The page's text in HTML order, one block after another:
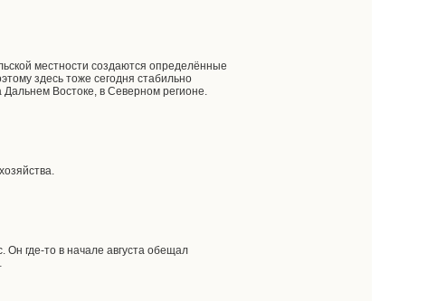
местности создаются определённые
здесь тоже сегодня стабильно
Дальнем Востоке, в Северном регионе.
где-то в начале августа обещал